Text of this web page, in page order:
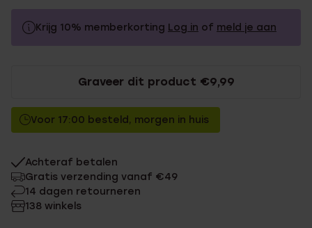
Krijg 10% memberkorting Log in of meld je aan
Met memberkortingGraveer dit product €9,99
Voor 17:00 besteld, morgen in huis
Achteraf betalen
Gratis verzending vanaf €49
14 dagen retourneren
138 winkels